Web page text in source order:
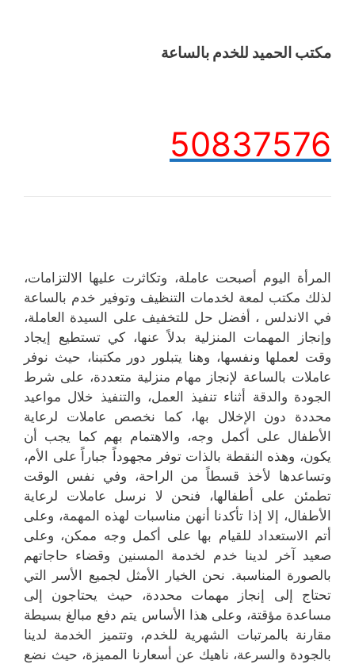
مكتب الحميد للخدم بالساعة
50837576
المرأة اليوم أصبحت عاملة، وتكاثرت عليها الالتزامات،
لذلك مكتب لمعة لخدمات التنظيف وتوفير خدم بالساعة
في الاندلس ، أفضل حل للتخفيف على السيدة العاملة،
وإنجاز المهمات المنزلية بدلاً عنها، كي تستطيع إيجاد
وقت لعملها ونفسها، وهنا يتبلور دور مكتبنا، حيث نوفر
عاملات بالساعة لإنجاز مهام منزلية متعددة، على شرط
الجودة والدقة أثناء تنفيذ العمل، والتنفيذ خلال مواعيد
محددة دون الإخلال بها، كما نخصص عاملات لرعاية
الأطفال على أكمل وجه، والاهتمام بهم كما يجب أن
يكون، وهذه النقطة بالذات توفر مجهوداً جباراً على الأم،
وتساعدها لأخذ قسطاً من الراحة، وفي نفس الوقت
تطمئن على أطفالها، فنحن لا نرسل عاملات لرعاية
الأطفال، إلا إذا تأكدنا أنهن مناسبات لهذه المهمة، وعلى
أتم الاستعداد للقيام بها على أكمل وجه ممكن، وعلى
صعيد آخر لدينا خدم لخدمة المسنين وقضاء حاجاتهم
بالصورة المناسبة. نحن الخيار الأمثل لجميع الأسر التي
تحتاج إلى إنجاز مهمات محددة، حيث يحتاجون إلى
مساعدة مؤقتة، وعلى هذا الأساس يتم دفع مبالغ بسيطة
مقارنة بالمرتبات الشهرية للخدم، وتتميز الخدمة لدينا
بالجودة والسرعة، ناهيك عن أسعارنا المميزة، حيث نضع